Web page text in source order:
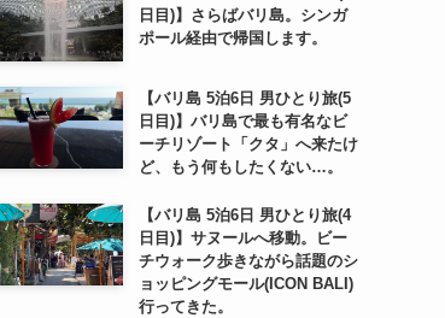
日目)】さらばバリ島。シンガ
ポール経由で帰国します。
【バリ島 5泊6日 男ひとり旅(5
日目)】バリ島で最も有名なビ
ーチリゾート「クタ」へ来たけ
ど、もう何もしたくない…。
【バリ島 5泊6日 男ひとり旅(4
日目)】サヌールへ移動。ビー
チウォーク歩きながら話題のシ
ョッピングモール(ICON BALI)
行ってきた。